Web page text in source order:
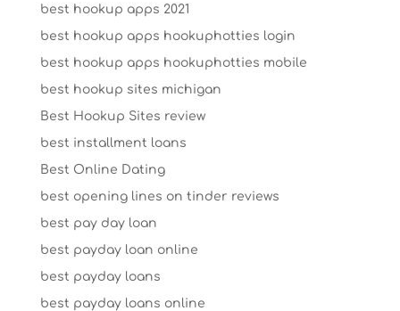
best hookup apps 2021
best hookup apps hookuphotties login
best hookup apps hookuphotties mobile
best hookup sites michigan
Best Hookup Sites review
best installment loans
Best Online Dating
best opening lines on tinder reviews
best pay day loan
best payday loan online
best payday loans
best payday loans online